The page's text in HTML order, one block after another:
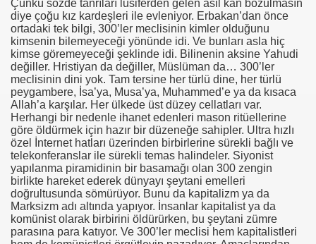
Çünkü sözde tanrıları lusiferden gelen asil kan bozulmasın
diye çoğu kız kardeşleri ile evleniyor. Erbakan’dan önce
ortadaki tek bilgi, 300’ler meclisinin kimler olduğunu
kimsenin bilemeyeceği yönünde idi. Ve bunları asla hiç
kimse göremeyeceği şeklinde idi. Bilinenin aksine Yahudi
değiller. Hristiyan da değiller, Müslüman da… 300’ler
meclisinin dini yok. Tam tersine her türlü dine, her türlü
peygambere, İsa’ya, Musa’ya, Muhammed’e ya da kısaca
Allah’a karşılar. Her ülkede üst düzey cellatları var.
Herhangi bir nedenle ihanet edenleri mason ritüellerine
göre öldürmek için hazır bir düzeneğe sahipler. Ultra hızlı
özel İnternet hatları üzerinden birbirlerine sürekli bağlı ve
telekonferanslar ile sürekli temas halindeler. Siyonist
yapılanma piramidinin bir basamağı olan 300 zengin
birlikte hareket ederek dünyayı şeytani emelleri
doğrultusunda sömürüyor. Bunu da kapitalizm ya da
Marksizm adı altında yapıyor. İnsanlar kapitalist ya da
komünist olarak birbirini öldürürken, bu şeytani zümre
parasına para katıyor. Ve 300’ler meclisi hem kapitalistleri
AS-DER.
TARİHİ MÜZESİ